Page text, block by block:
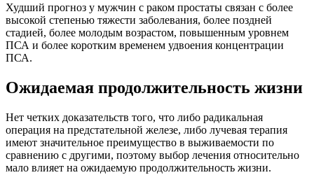
Худший прогноз у мужчин с раком простаты связан с более
высокой степенью тяжести заболевания, более поздней
стадией, более молодым возрастом, повышенным уровнем
ПСА и более коротким временем удвоения концентрации
ПСА.
Ожидаемая продолжительность жизни
Нет четких доказательств того, что либо радикальная
операция на предстательной железе, либо лучевая терапия
имеют значительное преимущество в выживаемости по
сравнению с другими, поэтому выбор лечения относительно
мало влияет на ожидаемую продолжительность жизни.